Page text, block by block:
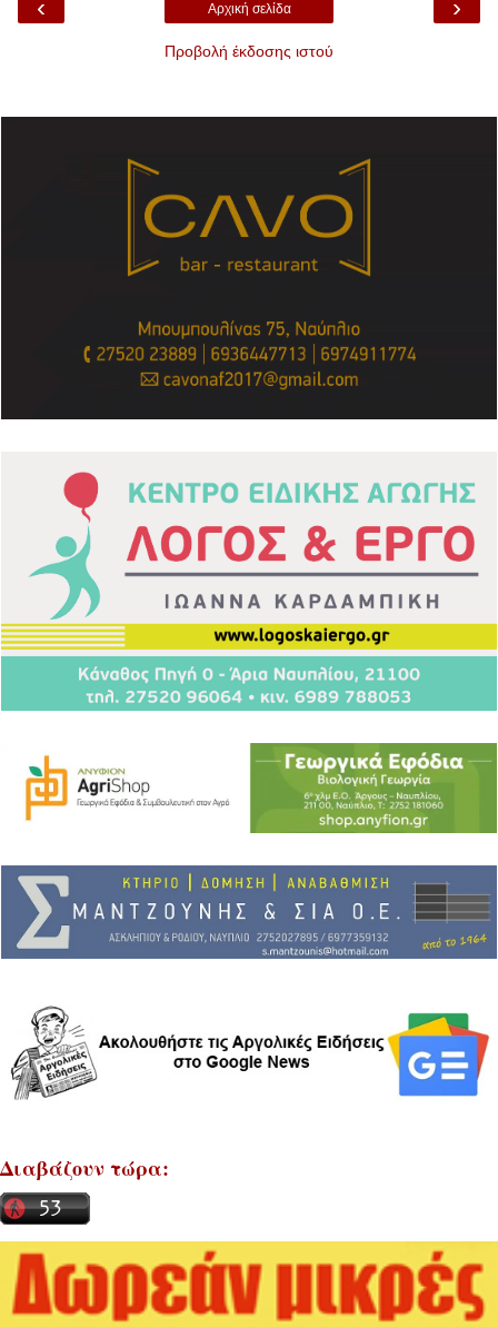
‹ ›
Αρχική σελίδα
Προβολή έκδοσης ιστού
Διαβάζουν τώρα: